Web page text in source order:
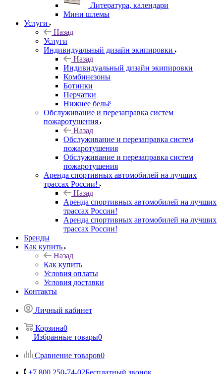
Литература, календари
Мини шлемы
Услуги
Назад
Услуги
Индивидуальный дизайн экипировки
Назад
Индивидуальный дизайн экипировки
Комбинезоны
Ботинки
Перчатки
Нижнее бельё
Обслуживание и перезаправка систем
пожаротушения
Назад
Обслуживание и перезаправка систем
пожаротушения
Обслуживание и перезаправка систем
пожаротушения
Аренда спортивных автомобилей на лучших
трассах России!
Назад
Аренда спортивных автомобилей на лучших
трассах России!
Аренда спортивных автомобилей на лучших
трассах России!
Бренды
Как купить
Назад
Как купить
Условия оплаты
Условия доставки
Контакты
Личный кабинет
Корзина0
Избранные товары0
Сравнение товаров0
+7 800 250-74-02Бесплатный звонок